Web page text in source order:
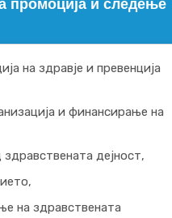
промоција и следење
на здравје и превенција
и финансирање на
дејност,
на здравствената